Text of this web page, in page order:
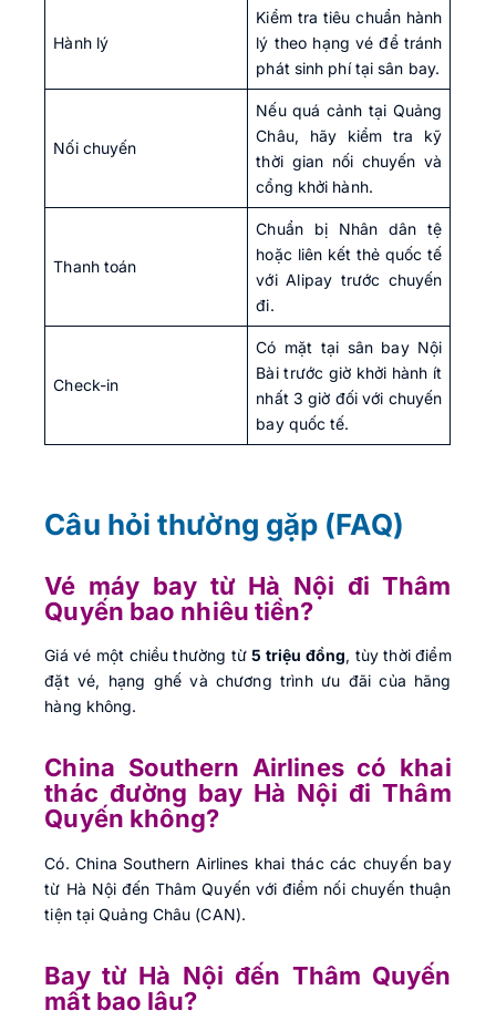
Hành lý
Kiểm tra tiêu chuẩn hành
lý theo hạng vé để tránh
phát sinh phí tại sân bay.
Nối chuyến
Nếu quá cảnh tại Quảng
Châu, hãy kiểm tra kỹ
thời gian nối chuyến và
cổng khởi hành.
Thanh toán
Chuẩn bị Nhân dân tệ
hoặc liên kết thẻ quốc tế
với Alipay trước chuyến
đi.
Check-in
Có mặt tại sân bay Nội
Bài trước giờ khởi hành ít
nhất 3 giờ đối với chuyến
bay quốc tế.
Câu hỏi thường gặp (FAQ)
Vé máy bay từ Hà Nội đi Thâm
Quyến bao nhiêu tiền?
Giá vé một chiều thường từ5 triệu đồng, tùy thời điểm
đặt vé, hạng ghế và chương trình ưu đãi của hãng
hàng không.
China Southern Airlines có khai
thác đường bay Hà Nội đi Thâm
Quyến không?
Có. China Southern Airlines khai thác các chuyến bay
từ Hà Nội đến Thâm Quyến với điểm nối chuyến thuận
tiện tại Quảng Châu (CAN).
Bay từ Hà Nội đến Thâm Quyến
mất bao lâu?